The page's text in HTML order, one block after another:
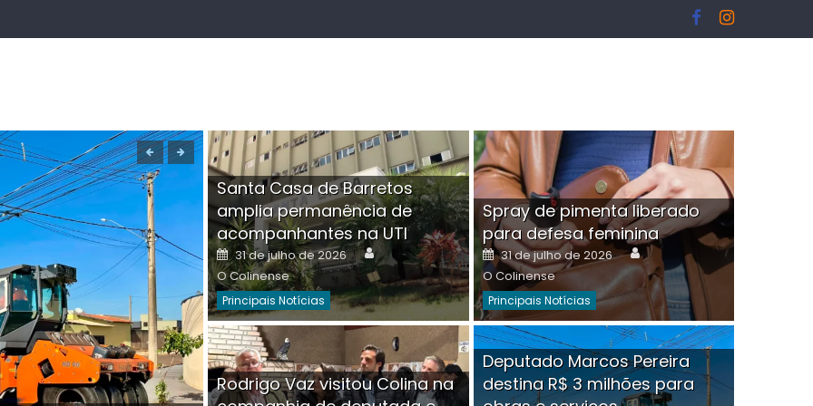
Boutique na Av. Ângelo Martins Tristão é
invadida por criminoso mascarado
Santa Casa de Barretos
amplia permanência de
acompanhantes na UTI
Posted
on
31 de julho de 2026 Author
O Colinense
Principais Notícias
Spray de pimenta liberado
para defesa feminina
Posted
on
31 de julho de 2026 Author
O Colinense
Principais Notícias
Rodrigo Vaz visitou Colina na
Deputado Marcos Pereira
destina R$ 3 milhões para